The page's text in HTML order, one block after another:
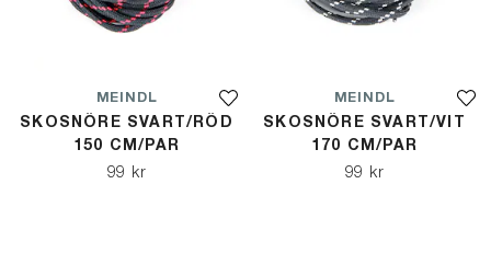
MEINDL
SKOSNÖRE SVART/RÖD
150 CM/PAR
99 kr
MEINDL
SKOSNÖRE SVART/VIT
170 CM/PAR
99 kr